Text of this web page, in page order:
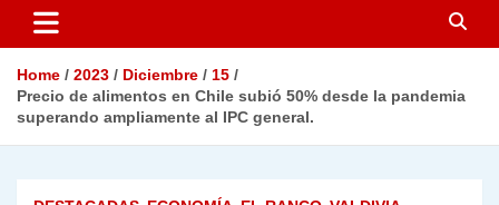
Home 2023 Diciembre
15
Precio de alimentos en Chile subió 50% desde la pandemia
superando ampliamente al IPC general.